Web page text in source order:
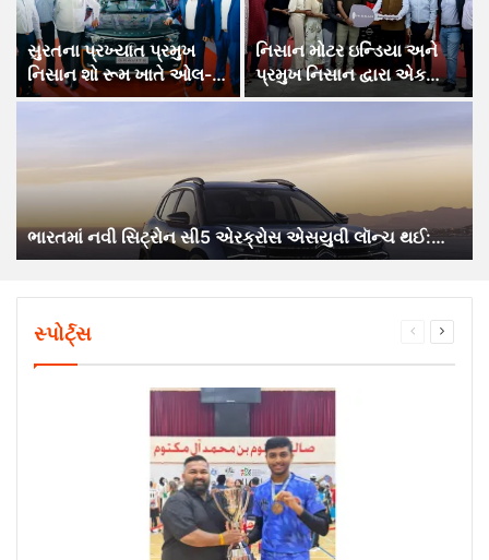
સુરતના પ્રખ્યાત પ્રમુખ
નિસાન શો રૂમ ખાતે ઓલ-
ન્યૂ…
નિસાન મોટર ઇન્ડિયા અને
પ્રમુખ નિસાન દ્વારા એક…
ભારતમાં નવી સિટ્રોન સી5 એરક્રોસ એસયુવી લૉન્ચ થઈ:…
સ્પોર્ટ્સ
Previous